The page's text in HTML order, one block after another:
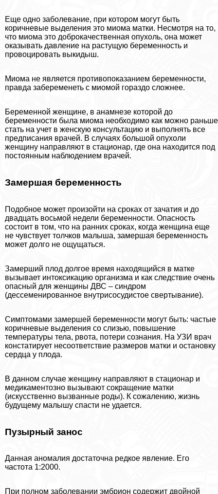
Еще одно заболевание, при котором могут быть
коричневые выделения это миома матки. Несмотря на то,
что миома это доброкачественная опухоль, она может
оказывать давление на растущую беременность и
провоцировать выкидыш.
Миома не является противопоказанием беременности,
правда забеременеть с миомой гораздо сложнее.
Беременной женщине, в анамнезе которой до
беременности была миома необходимо как можно раньше
стать на учет в женскую консультацию и выполнять все
предписания врачей. В случаях большой опухоли
женщину направляют в стационар, где она находится под
постоянным наблюдением врачей.
Замершая беременность
Подобное может произойти на сроках от зачатия и до
двадцать восьмой недели беременности. Опасность
состоит в том, что на ранних сроках, когда женщина еще
не чувствует толчков малыша, замершая беременность
может долго не ощущаться.
Замерший плод долгое время находящийся в матке
вызывает интоксикацию организма и как следствие очень
опасный для женщины ДВС – синдром
(дессеменированное внутрисосудистое свертывание).
Симптомами замершей беременности могут быть: частые
коричневые выделения со слизью, повышение
температуры тела, рвота, потери сознания. На УЗИ врач
констатирует несоответствие размеров матки и остановку
сердца у плода.
В данном случае женщину направляют в стационар и
медикаментозно вызывают сокращение матки
(искусственно вызванные роды). К сожалению, жизнь
будущему малышу спасти не удается.
Пузырный занос
Данная аномалия достаточна редкое явление. Его
частота 1:2000.
При полном заболевании эмбрион содержит двойной